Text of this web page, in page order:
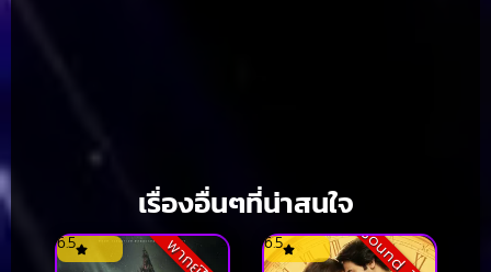
เรื่องอื่นๆที่น่าสนใจ
6.5 6.5